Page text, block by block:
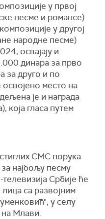
у првој
песме и романсе)
у другој
народне песме)
освајају и
динара за прво
за друго и по
место на
је и награда
која гласа путем
СМС порука
најбољу песму
Србије ће
са развојним
у селу
Млави.